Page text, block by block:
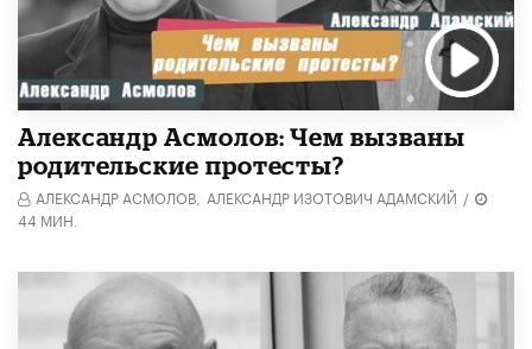
Александр Асмолов: Чем вызваны
родительские протесты?
АЛЕКСАНДР АСМОЛОВ, АЛЕКСАНДР ИЗОТОВИЧ АДАМСКИЙ /
44 МИН.